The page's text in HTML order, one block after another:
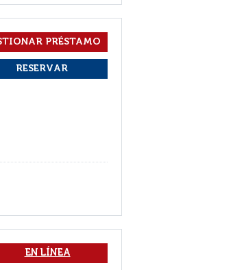
EN LÍNEA